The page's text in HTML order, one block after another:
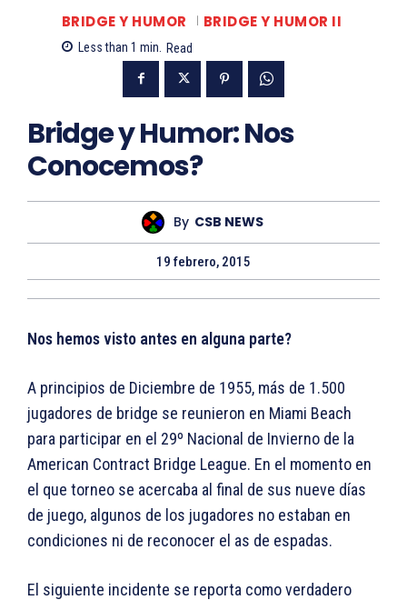
BRIDGE Y HUMOR BRIDGE Y HUMOR II
Less than 1 min. Read
Bridge y Humor: Nos
Conocemos?
By CSB NEWS
19 febrero, 2015
Nos hemos visto antes en alguna parte?
A principios de Diciembre de 1955, más de 1.500
jugadores de bridge se reunieron en Miami Beach
para participar en el 29º Nacional de Invierno de la
American Contract Bridge League. En el momento en
el que torneo se acercaba al final de sus nueve días
de juego, algunos de los jugadores no estaban en
condiciones ni de reconocer el as de espadas.
El siguiente incidente se reporta como verdadero